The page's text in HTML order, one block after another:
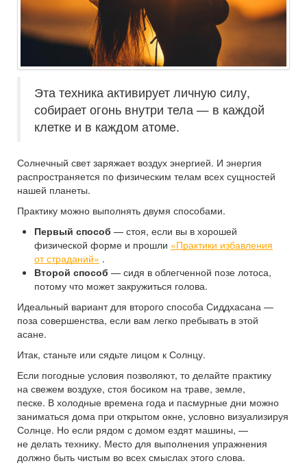
Эта техника активирует личную силу,
собирает огонь внутри тела — в каждой
клетке и в каждом атоме.
Солнечный свет заряжает воздух энергией. И энергия
распространяется по физическим телам всех сущностей
нашей планеты.
Практику можно выполнять двумя способами.
Первый способ — стоя, если вы в хорошей
физической форме и прошли «Практики избавления
от страданий» .
Второй способ — сидя в облегченной позе лотоса,
потому что может закружиться голова.
Идеальный вариант для второго способа Сиддхасана —
поза совершенства, если вам легко пребывать в этой
асане.
Итак, станьте или сядьте лицом к Солнцу.
Если погодные условия позволяют, то делайте практику
на свежем воздухе, стоя босиком на траве, земле,
песке. В холодные времена года и пасмурные дни можно
заниматься дома при открытом окне, условно визуализируя
Солнце. Но если рядом с домом ездят машины, —
не делать технику. Место для выполнения упражнения
должно быть чистым во всех смыслах этого слова.